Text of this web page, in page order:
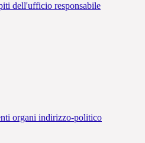
dell'ufficio responsabile
organi indirizzo-politico